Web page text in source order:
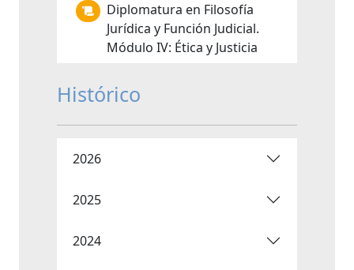
Diplomatura en Filosofía
Jurídica y Función Judicial.
Módulo IV: Ética y Justicia
Histórico
2026
2025
2024